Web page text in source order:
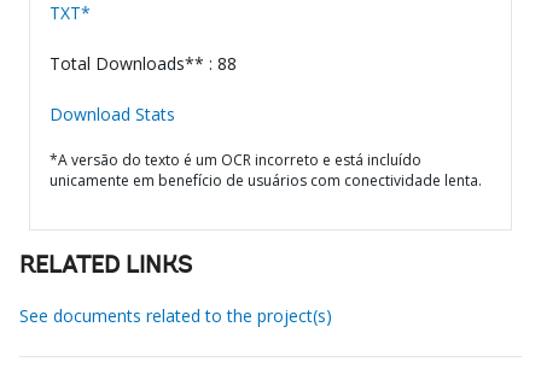
TXT*
Total Downloads** : 88
Download Stats
*A versão do texto é um OCR incorreto e está incluído
unicamente em benefício de usuários com conectividade lenta.
RELATED LINKS
See documents related to the project(s)